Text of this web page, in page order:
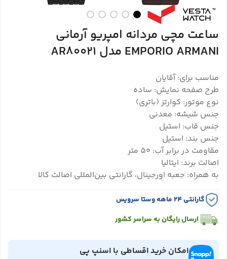
ساعت مچی مردانه امپریو آرمانی
EMPORIO ARMANI مدل AR80021
مناسب برای: آقایان
طرح صفحه نمایش: ساده
نوع موتور: کوارتز (باتری)
جنس شیشه: معدنی
جنس قاب: استیل
جنس بند: استیل
مقاومت در برابر آب: 50 متر
اصالت برند: ایتالیا
به همراه: جعبه اورجینال، گارانتی بین‌المللی اصالت کالا
گارانتی ۲۴ ماهه وستا سرویس
ارسال رایگان به سراسر کشور
امکان خرید اقساطی با اسنپ پی